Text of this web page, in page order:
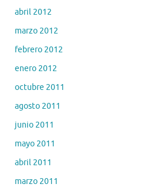
abril 2012
marzo 2012
febrero 2012
enero 2012
octubre 2011
agosto 2011
junio 2011
mayo 2011
abril 2011
marzo 2011